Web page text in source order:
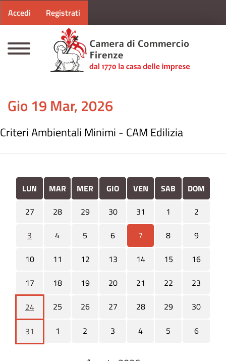
Menu profilo utente
Accedi Registrati
Gio 19 Mar, 2026
Criteri Ambientali Minimi - CAM Edilizia
LUN MAR MER GIO VEN SAB
DOM
27
28 29 30 31 1
2
3
4 5 6 7 8
9
10
11 12 13 14 15
16
17
18 19 20 21 22
23
24
25 26 27 28 29 30
31 1 2 3 4 5 6